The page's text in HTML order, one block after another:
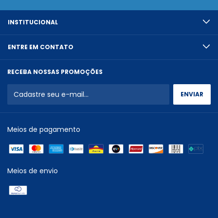
INSTITUCIONAL
ENTRE EM CONTATO
RECEBA NOSSAS PROMOÇÕES
Meios de pagamento
Meios de envio